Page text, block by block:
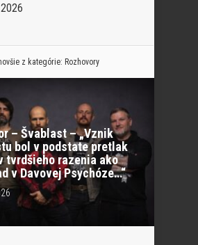
z kategórie: Rozhovory
– Švablast – „Vznik
bol v podstate pretlak
tvrdšieho razenia ako
v Davovej Psychóze…“